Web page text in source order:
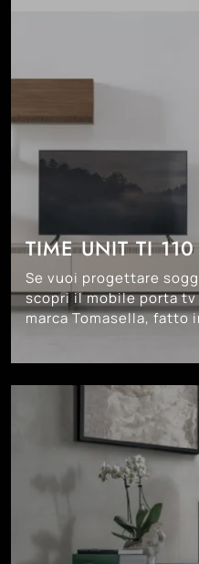
TIME UNIT TI 110
Se vuoi progettare
scopri il mobile porta tv
marca Tomasella, fatto